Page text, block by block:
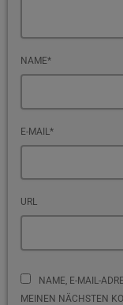
NAME*
E-MAIL*
URL
NAME, E-MAIL-
MEINEN NÄCHSTEN